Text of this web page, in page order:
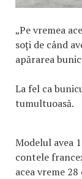
„Pe vremea
soți de când
apărarea
La fel ca
tumultuoasă.
Modelul avea
contele
acea vreme 28